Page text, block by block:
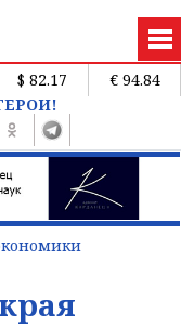
$ 82.17
€ 94.84